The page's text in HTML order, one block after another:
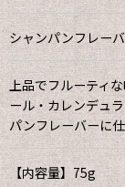
シャンパンフレー
上品でフルーティ
ール・カレンデュ
パンフレーバーに
【内容量】75g